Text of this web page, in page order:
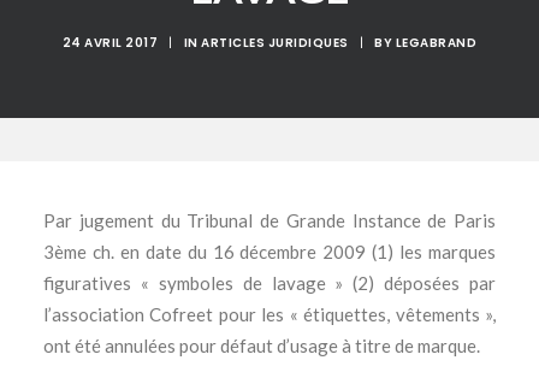
24 AVRIL 2017 | INARTICLES JURIDIQUES | BY LEGABRAND
Par jugement du Tribunal de Grande Instance de Paris
3ème ch. en date du 16 décembre 2009 (1) les marques
figuratives « symboles de lavage » (2) déposées par
l’association Cofreet pour les « étiquettes, vêtements »,
ont été annulées pour défaut d’usage à titre de marque.